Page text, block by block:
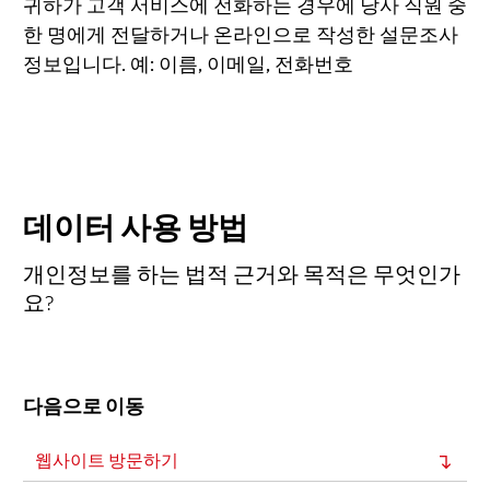
귀하가 고객 서비스에 전화하는 경우에 당사 직원 중
한 명에게 전달하거나 온라인으로 작성한 설문조사
정보입니다. 예: 이름, 이메일, 전화번호
데이터 사용 방법
개인정보를 하는 법적 근거와 목적은 무엇인가
요?
다음으로 이동
웹사이트 방문하기